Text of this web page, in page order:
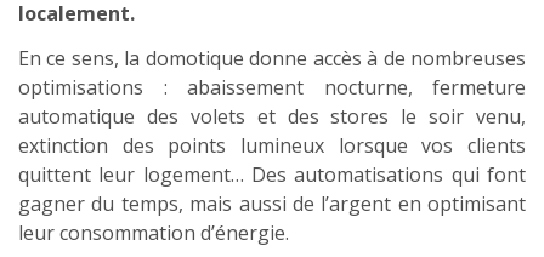
localement.
En ce sens, la domotique donne accès à de nombreuses
optimisations : abaissement nocturne, fermeture
automatique des volets et des stores le soir venu,
extinction des points lumineux lorsque vos clients
quittent leur logement… Des automatisations qui font
gagner du temps, mais aussi de l’argent en optimisant
leur consommation d’énergie.